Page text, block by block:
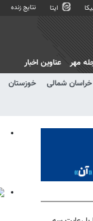
ایتا نتایج زنده
خراسان شمالی خوزستان
مهر عناوین اخبار